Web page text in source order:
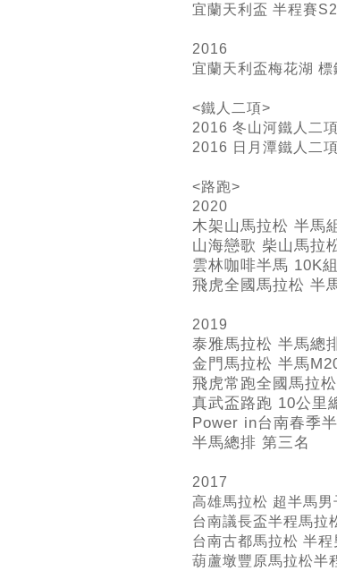
宜蘭天利盃 半程賽
2016
宜蘭天利盃梅花湖
<鐵人二項>
2016 冬山河鐵人二
2016 日月潭鐵人二
<路跑>
2020
木架山馬拉松 半馬
山海戀歌 柴山馬拉
雲林咖啡半馬 10K
飛虎全國馬拉松 半
2019
泰雅馬拉松 半馬總
金門馬拉松 半馬
飛虎常跑全國馬拉
真武盃路跑 10公里
Power in台南春季
半馬總排 第三名
2017
高雄馬拉松 超半馬
台南議長盃半程馬拉
台南古都馬拉松 半
葫蘆墩豐原馬拉松半